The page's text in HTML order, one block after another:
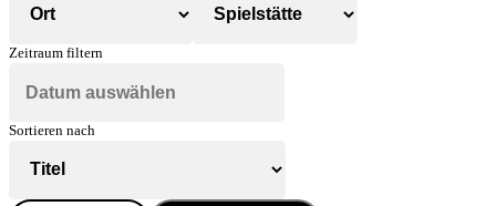
Zeitraum filtern
Sortieren nach